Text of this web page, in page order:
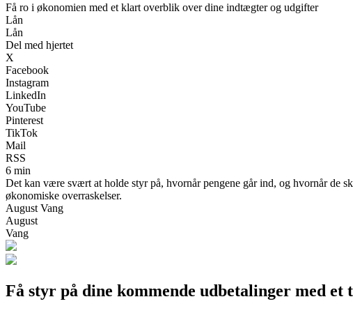
Få ro i økonomien med et klart overblik over dine indtægter og udgifter
Lån
Lån
Del med hjertet
X
Facebook
Instagram
LinkedIn
YouTube
Pinterest
TikTok
Mail
RSS
6 min
Det kan være svært at holde styr på, hvornår pengene går ind, og hvornår de
økonomiske overraskelser.
August Vang
August
Vang
Få styr på dine kommende udbetalinger med